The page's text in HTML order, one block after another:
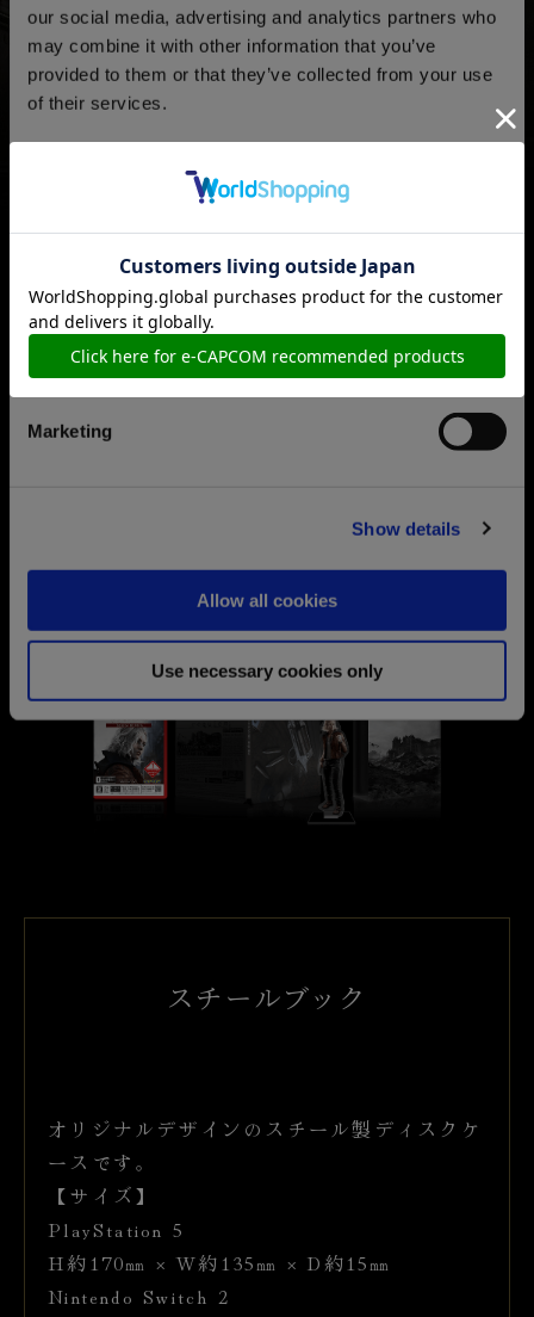
our social media, advertising and analytics partners who
may combine it with other information that you’ve
provided to them or that they’ve collected from your use
of their services.
Statistics
Marketing
Show details
Allow all cookies
Use necessary cookies only
EDITION
コレクターズエディション
『バイオハザード レクイエム コレクターズ
エディション』には重厚感あるアートがデ
ザインされたスチールブックと本作の主人
公である「グレース・アッシュクロフト」の
アクリルスタンドを特製スリーブBOXに収
スチールブック
オリジナルデザインのスチール製ディスクケ
ースです。
【サイズ】
PlayStation 5
H約170㎜ × W約135㎜ × D約15㎜
Nintendo Switch 2